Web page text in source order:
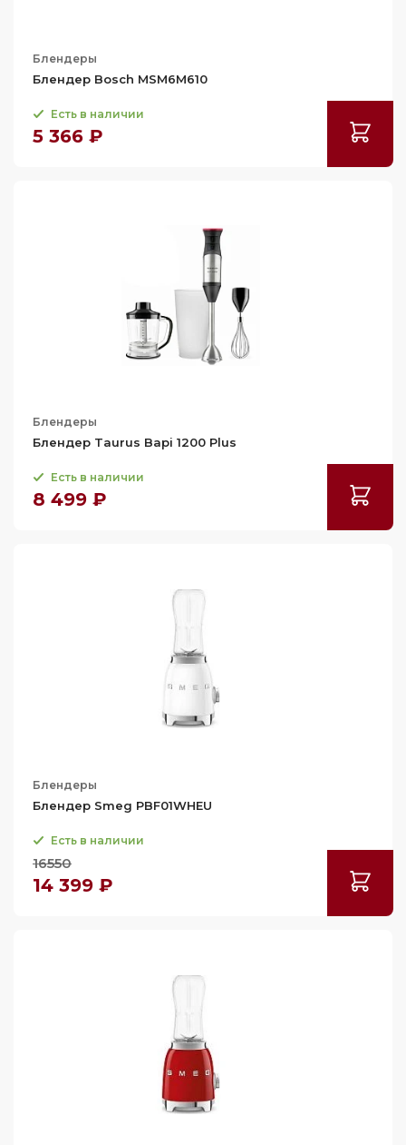
Блендеры
Блендер Bosch MSM6M610
Есть в наличии
5 366 ₽
Блендеры
Блендер Taurus Bapi 1200 Plus
Есть в наличии
8 499 ₽
Блендеры
Блендер Smeg PBF01WHEU
Есть в наличии
16550
14 399 ₽